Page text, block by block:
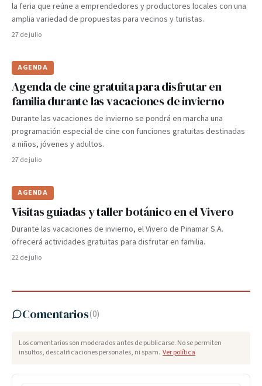
la feria que reúne a emprendedores y productores locales con una
amplia variedad de propuestas para vecinos y turistas.
27 de julio
AGENDA
Agenda de cine gratuita para disfrutar en
familia durante las vacaciones de invierno
Durante las vacaciones de invierno se pondrá en marcha una
programación especial de cine con funciones gratuitas destinadas
a niños, jóvenes y adultos.
27 de julio
AGENDA
Visitas guiadas y taller botánico en el Vivero
Durante las vacaciones de invierno, el Vivero de Pinamar S.A.
ofrecerá actividades gratuitas para disfrutar en familia.
22 de julio
Comentarios(0)
Los comentarios son moderados antes de publicarse. No se permiten
insultos, descalificaciones personales, ni spam. Ver política